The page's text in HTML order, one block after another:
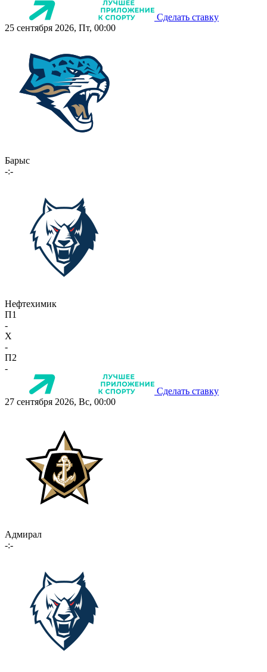
Сделать ставку
25 сентября 2026, Пт, 00:00
Барыс
-:-
Нефтехимик
П1
-
X
-
П2
-
Сделать ставку
27 сентября 2026, Вс, 00:00
Адмирал
-:-